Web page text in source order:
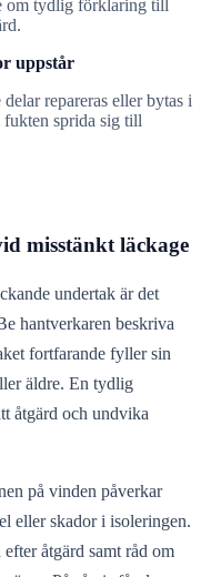
tydlig förklaring till
uppstår
repareras eller bytas i
sprida sig till
misstänkt läckage
undertak är det
hantverkaren beskriva
fortfarande fyller sin
äldre. En tydlig
åtgärd och undvika
på vinden påverkar
eller skador i isoleringen.
åtgärd samt råd om